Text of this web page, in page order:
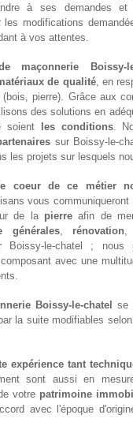
à ses demandes et
les modifications
à vos attentes.
maçonnerie Boissy-
de qualité, en
pierre). Grâce aux
des solutions en
soient
les conditions.
sur Boissy-le-
les projets sur lesquels
coeur de ce métier
vous communiqueront
de la pierre afin de
générales, rénovation
le-chatel ; nous
avec une
Boissy-le-chatel se
la suite modifiables
expérience tant
sont aussi en
votre patrimoine
avec l'époque